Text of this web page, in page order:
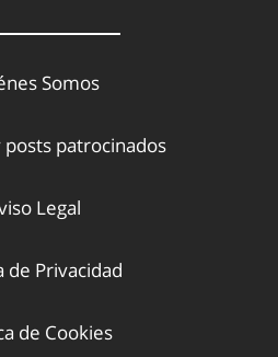
Somos
posts patrocinados
Legal
de Privacidad
de Cookies